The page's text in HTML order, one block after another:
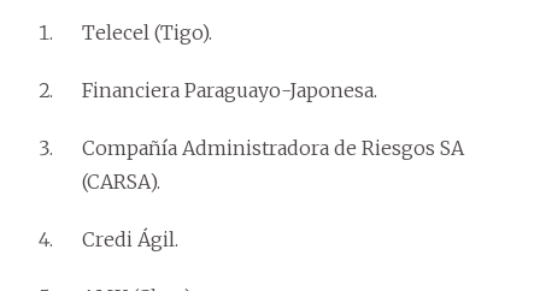
Telecel (Tigo).
Financiera Paraguayo-Japonesa.
Compañía Administradora de Riesgos SA
(CARSA).
Credi Ágil.